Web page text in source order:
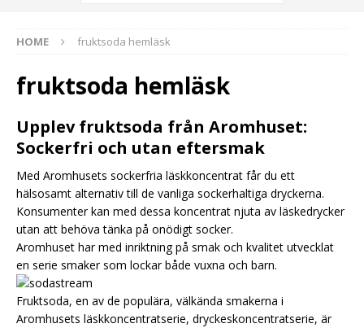
HOME fruktsoda hemläsk
fruktsoda hemläsk
Upplev fruktsoda från Aromhuset:
Sockerfri och utan eftersmak
Med Aromhusets sockerfria läskkoncentrat får du ett
hälsosamt alternativ till de vanliga sockerhaltiga dryckerna.
Konsumenter kan med dessa koncentrat njuta av läskedrycker
utan att behöva tänka på onödigt socker.
Aromhuset har med inriktning på smak och kvalitet utvecklat
en serie smaker som lockar både vuxna och barn.
Fruktsoda, en av de populära, välkända smakerna i
Aromhusets läskkoncentratserie, dryckeskoncentratserie, är